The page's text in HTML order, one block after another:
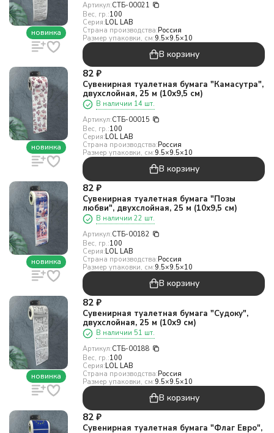
новинка
Артикул:СТБ-00021
Вес, гр.:100
Серия:LOL LAB
Страна производства:Россия
Размер упаковки, см:9.5×9.5×10
В корзину
новинка
82 ₽
Сувенирная туалетная бумага "Камасутра",
двухслойная, 25 м (10х9,5 см)
В наличии 14 шт.
Артикул:СТБ-00015
Вес, гр.:100
Серия:LOL LAB
Страна производства:Россия
Размер упаковки, см:9.5×9.5×10
В корзину
новинка
82 ₽
Сувенирная туалетная бумага "Позы
любви", двухслойная, 25 м (10х9,5 см)
В наличии 22 шт.
Артикул:СТБ-00182
Вес, гр.:100
Серия:LOL LAB
Страна производства:Россия
Размер упаковки, см:9.5×9.5×10
В корзину
новинка
82 ₽
Сувенирная туалетная бумага "Судоку",
двухслойная, 25 м (10х9 см)
В наличии 51 шт.
Артикул:СТБ-00188
Вес, гр.:100
Серия:LOL LAB
Страна производства:Россия
Размер упаковки, см:9.5×9.5×10
В корзину
82 ₽
Сувенирная туалетная бумага "Флаг Евро",